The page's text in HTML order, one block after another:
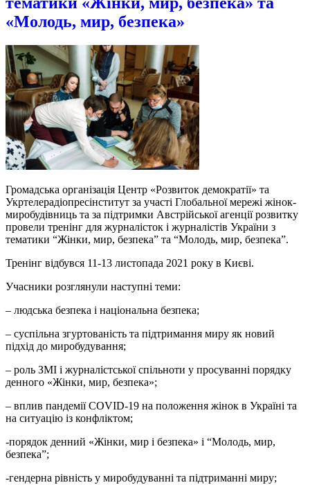
«Молодь, мир, безпека»
Громадська організація Центр «Розвиток демократії» та
Укртелерадіопресінститут за участі Глобальної мережі жінок-
миробудівниць та за підтримки Австрійської агенції розвитку
провели тренінг для журналісток і журналістів України з
тематики “Жінки, мир, безпека” та “Молодь, мир, безпека”.
Тренінг відбувся 11-13 листопада 2021 року в Києві.
Учасники розглянули наступні теми:
– людська безпека і національна безпека;
– суспільна згуртованість та підтримання миру як новий
підхід до миробудування;
– роль ЗМІ і журналістської спільноти у просуванні порядку
денного «Жінки, мир, безпека»;
– вплив пандемії COVID-19 на положення жінок в Україні та
на ситуацію із конфліктом;
-порядок денний «Жінки, мир і безпека» і “Молодь, мир,
безпека”;
-гендерна рівність у миробудуванні та підтриманні миру;